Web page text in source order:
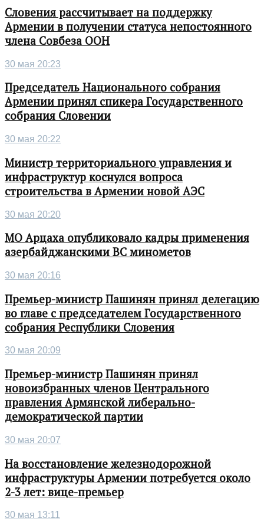
Словения рассчитывает на поддержку
Армении в получении статуса непостоянного
члена Совбеза ООН
30 мая 20:23
Председатель Национального собрания
Армении принял спикера Государственного
собрания Словении
30 мая 20:22
Министр территориального управления и
инфраструктур коснулся вопроса
строительства в Армении новой АЭС
30 мая 20:20
МО Арцаха опубликовало кадры применения
азербайджанскими ВС минометов
30 мая 20:16
Премьер-министр Пашинян принял делегацию
во главе с председателем Государственного
собрания Республики Словения
30 мая 20:09
Премьер-министр Пашинян принял
новоизбранных членов Центрального
правления Армянской либерально-
демократической партии
30 мая 20:07
На восстановление железнодорожной
инфраструктуры Армении потребуется около
2-3 лет: вице-премьер
30 мая 13:11